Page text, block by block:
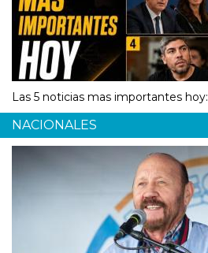
Las 5 noticias mas importantes hoy:
NACIONALES